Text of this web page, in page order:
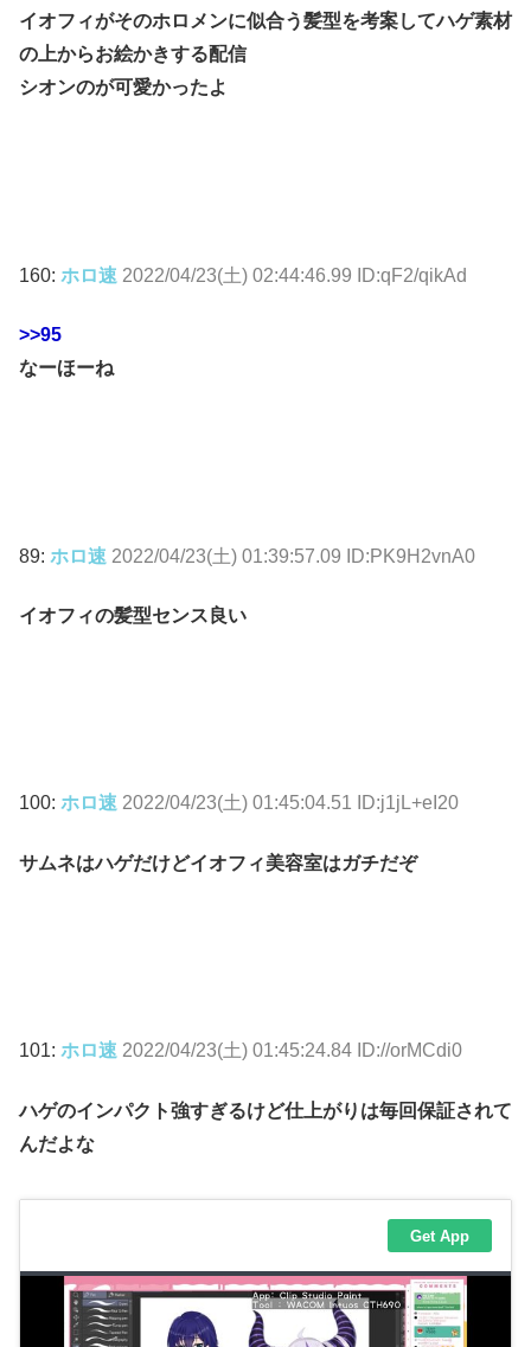
イオフィがそのホロメンに似合う髪型を考案してハゲ素材
の上からお絵かきする配信
シオンのが可愛かったよ
160: ホロ速 2022/04/23(土) 02:44:46.99 ID:qF2/qikAd
>>95
なーほーね
89: ホロ速 2022/04/23(土) 01:39:57.09 ID:PK9H2vnA0
イオフィの髪型センス良い
100: ホロ速 2022/04/23(土) 01:45:04.51 ID:j1jL+eI20
サムネはハゲだけどイオフィ美容室はガチだぞ
101: ホロ速 2022/04/23(土) 01:45:24.84 ID://orMCdi0
ハゲのインパクト強すぎるけど仕上がりは毎回保証されて
んだよな